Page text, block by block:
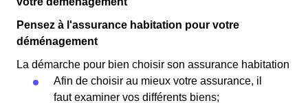
Pensez à l'assurance habitation pour votre
déménagement
La démarche pour bien choisir son assurance habitation
Afin de choisir au mieux votre assurance, il
faut examiner vos différents biens;